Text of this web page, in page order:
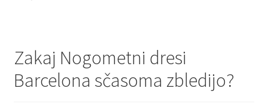
Zakaj Nogometni dresi
Barcelona sčasoma zbledijo?